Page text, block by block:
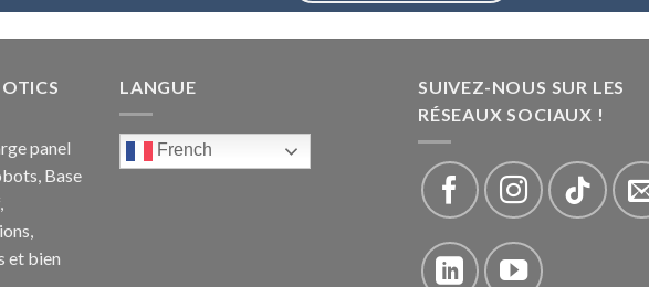
panel
Base
et bien
LANGUE
French
SUIVEZ-NOUS SUR LES
RÉSEAUX SOCIAUX !